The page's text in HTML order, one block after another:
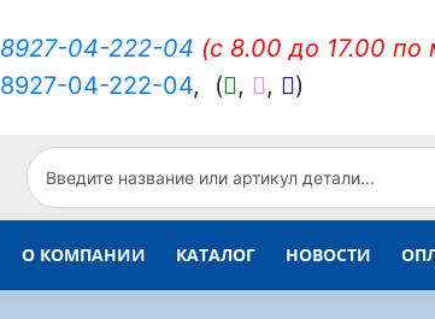
8927-04-222-04 (c 8.00 до 17.00 по
8927-04-222-04, ( , , )
О КОМПАНИИ КАТАЛОГ НОВОСТИ